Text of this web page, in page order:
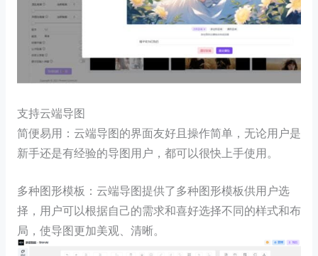
支持云端导图
简便易用：云端导图的界面友好且操作简单，无论用户是
新手还是有经验的导图用户，都可以很快上手使用。
多种图形模板：云端导图提供了多种图形模板供用户选
择，用户可以根据自己的需求和喜好选择不同的样式和布
局，使导图更加美观、清晰。